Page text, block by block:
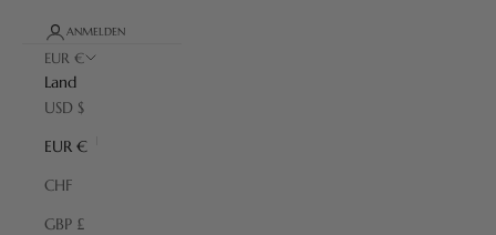
ANMELDEN
EUR €
Land
USD $
EUR €
CHF
GBP £